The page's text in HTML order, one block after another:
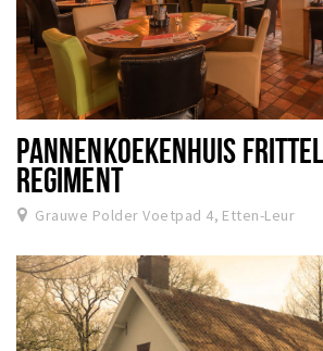
PANNENKOEKENHUIS
REGIMENT
Grauwe Polder Voetpad 4, Etten-Leur